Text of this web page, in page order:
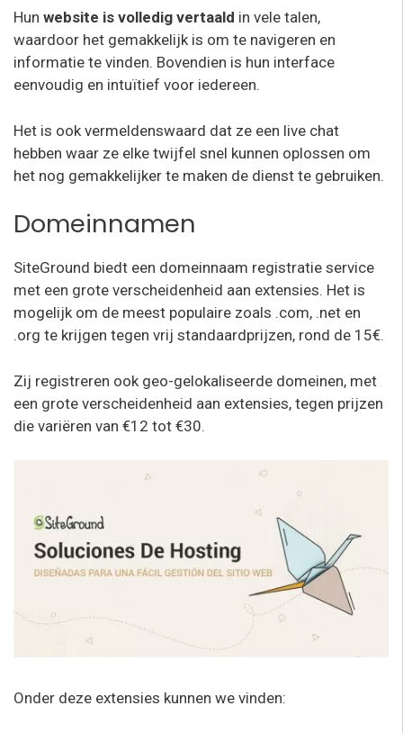
Hun website is volledig vertaald in vele talen,
waardoor het gemakkelijk is om te navigeren en
informatie te vinden. Bovendien is hun interface
eenvoudig en intuïtief voor iedereen.
Het is ook vermeldenswaard dat ze een live chat
hebben waar ze elke twijfel snel kunnen oplossen om
het nog gemakkelijker te maken de dienst te gebruiken.
Domeinnamen
SiteGround biedt een domeinnaam registratie service
met een grote verscheidenheid aan extensies. Het is
mogelijk om de meest populaire zoals .com, .net en
.org te krijgen tegen vrij standaardprijzen, rond de 15€.
Zij registreren ook geo-gelokaliseerde domeinen, met
een grote verscheidenheid aan extensies, tegen prijzen
die variëren van €12 tot €30.
Onder deze extensies kunnen we vinden: